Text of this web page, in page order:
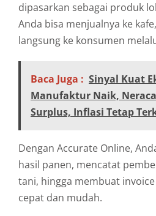
dipasarkan sebagai produk
Anda bisa menjualnya ke
langsung ke konsumen
Baca Juga : Sinyal Kuat
Manufaktur Naik,
Surplus, Inflasi Tetap
Dengan Accurate Online,
hasil panen, mencatat
tani, hingga membuat
cepat dan mudah.